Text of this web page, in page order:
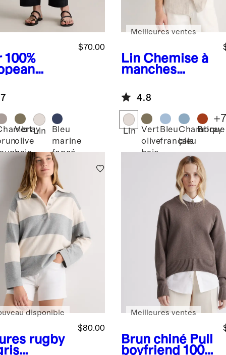
100%
Wide
$70.00
Vert
olive
baie
Lin
Bleu
marine
foncé
Lin Chemise à
manches
décontractée
100 % lin
européen
Meilleures ventes
4.8
Lin
Vert
olive
baie
Bleu
français
Chambray
bleu
Brique
+
rugby
$80.00
disponible
Brun chiné Pull
boyfriend 100
Meilleures ventes